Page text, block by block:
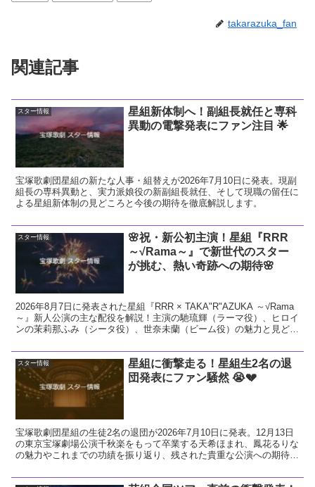
takarazuka_fan
関連記事
スター情報
星組新体制へ！副組長就任と専科
異動の電撃発表にファン注目 🌟
宝塚歌劇団星組の新たな人事・組替えが2026年7月10日に発表。現副
組長の専科異動と、実力派娘役の新副組長就任、そして現職の留任に
よる星組新体制の見どころと今後の期待を徹底解説します。
スター情報
🌸祝・新公初主演！星組『RRR
～√Rama～』で新世代のスター
が挑む、熱い奇跡への期待🌸
2026年8月7日に発表された星組『RRR × TAKA"R"AZUKA ～√Rama
～』新人公演の主な配役を解説！主演の馳琉輝（ラーマ役）、ヒロイ
ンの茉莉那ふみ（シータ役）、世奈未蘭（ビーム役）の魅力と見どこ
スター情報
星組に衝撃走る！星組生2名の退
団発表にファン騒然 😭💔
宝塚歌劇団星組の生徒2名の退団が2026年7月10日に発表。12月13日
の東京宝塚劇場公演千秋楽をもって卒業する天希ほまれ、鳳花るりな
の魅力やこれまでの功績を振り返り、残された貴重な公演への期待と